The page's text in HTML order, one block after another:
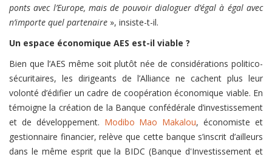
ponts avec l’Europe, mais de pouvoir dialoguer d’égal à égal avec
n’importe quel partenaire », insiste-t-il.
Un espace économique AES est-il viable ?
Bien que l’AES même soit plutôt née de considérations politico-
sécuritaires, les dirigeants de l’Alliance ne cachent plus leur
volonté d’édifier un cadre de coopération économique viable. En
témoigne la création de la Banque confédérale d’investissement
et de développement. Modibo Mao Makalou, économiste et
gestionnaire financier, relève que cette banque s’inscrit d’ailleurs
dans le même esprit que la BIDC (Banque d'Investissement et